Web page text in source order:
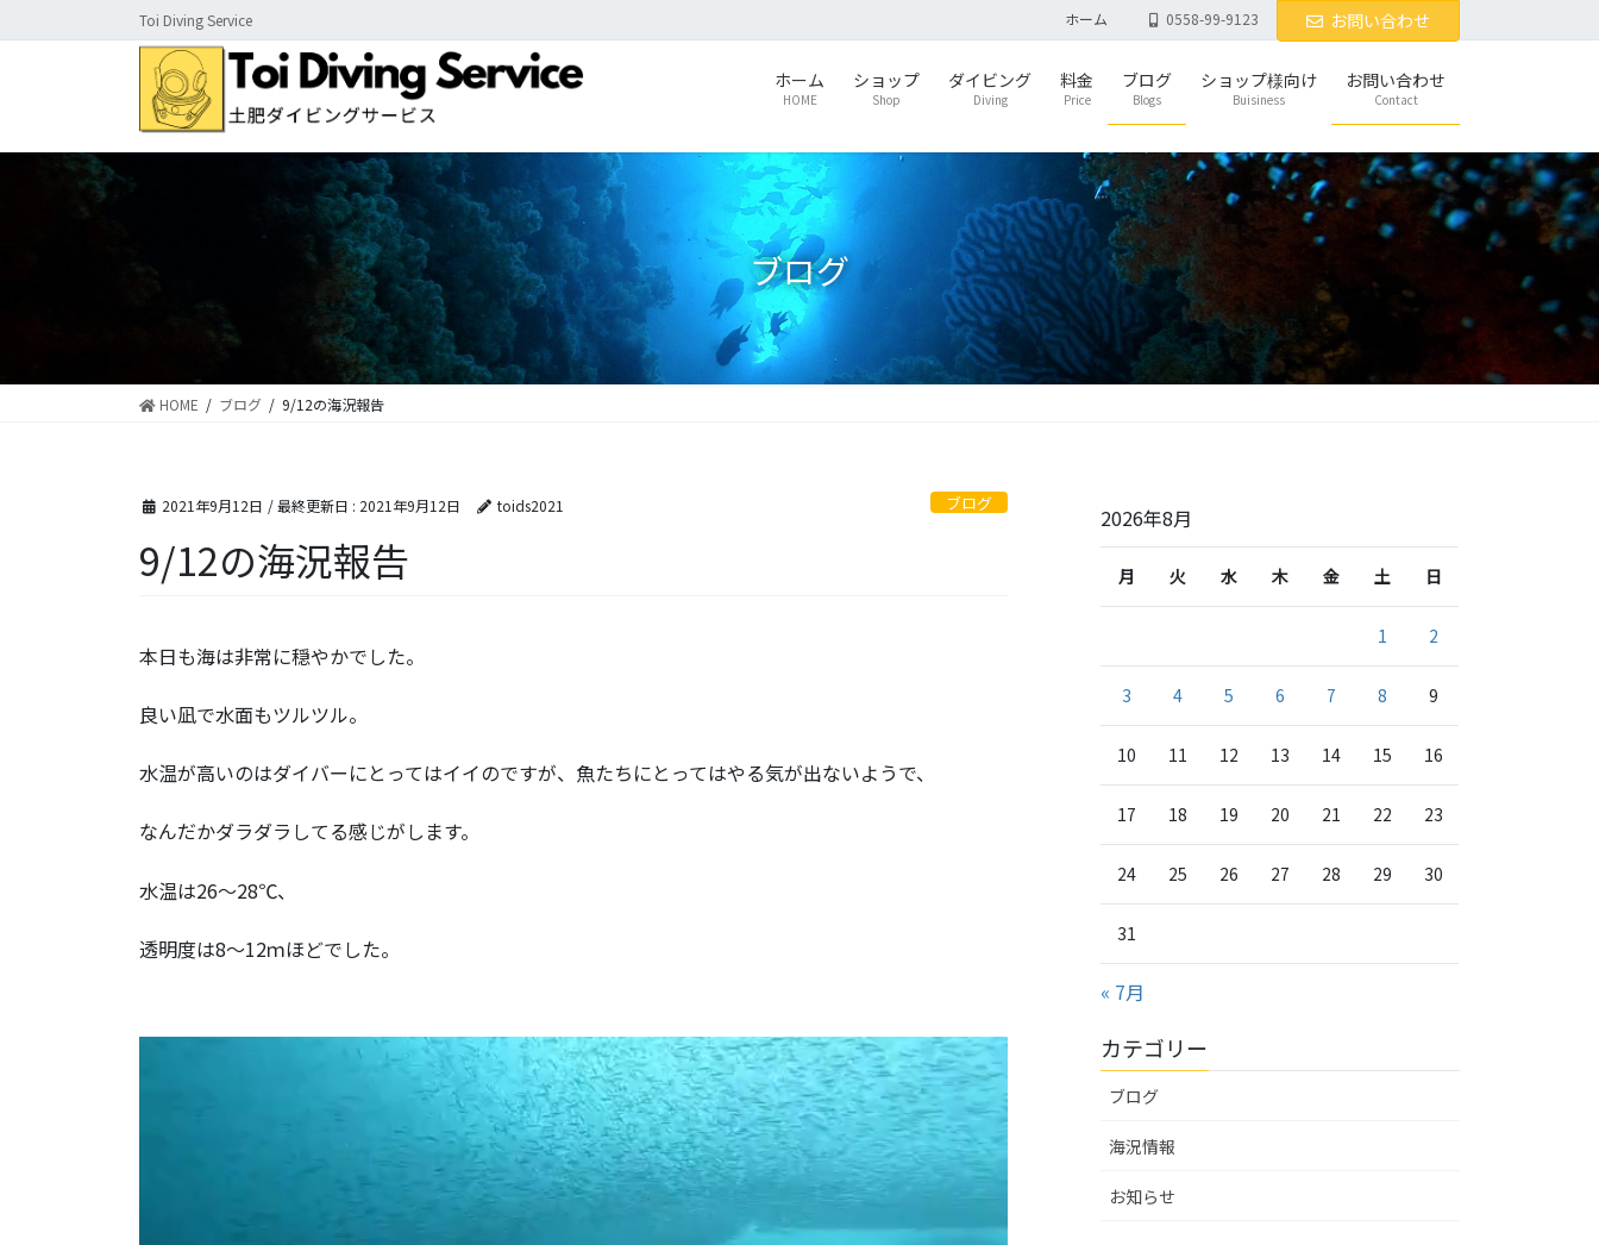
ン
に
ビ
ョ
Toi Diving Service ホーム 0558-99-9123 お問い合わせ
ホーム
HOME
ショップ
Shop
ダイビング
Diving
料金
Price
ブログ
Blogs
ショップ様向け
Buisiness
お問い合わせ
Contact
ブログ
HOME ブログ 9/12の海況報告
2021年9月12日 / 最終更新日 : 2021年9月12日 toids2021 ブログ
9/12の海況報告
本日も海は非常に穏やかでした。
良い凪で水面もツルツル。
水温が高いのはダイバーにとってはイイのですが、魚たちにとってはやる気が出ないようで、
なんだかダラダラしてる感じがします。
水温は26～28℃、
透明度は8～12ｍほどでした。
2026年8月
月 火 水 木 金 土 日
1 2
3 4 5 6 7 8 9
10 11 12 13 14 15 16
17 18 19 20 21 22 23
24 25 26 27 28 29 30
31
« 7月
カテゴリー
ブログ
海況情報
お知らせ